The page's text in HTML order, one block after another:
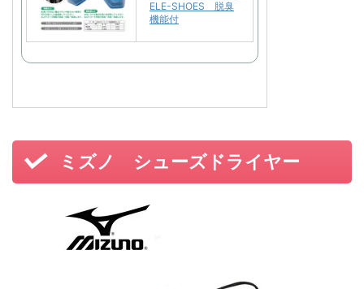
ELE-SHOES 脱臭
機能付
ミズノ シューズドライヤー